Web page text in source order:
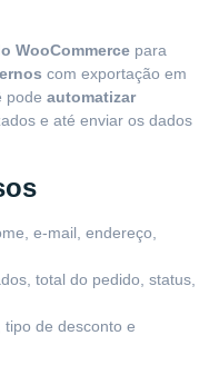
WooCommerce para
com exportação em
pode automatizar
e até enviar os dados
e-mail, endereço,
total do pedido, status,
tipo de desconto e